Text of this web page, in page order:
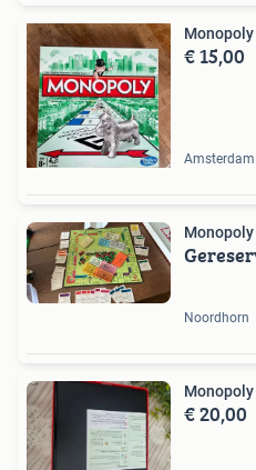
€ 15,00
Amsterdam
Noordhorn
€ 20,00